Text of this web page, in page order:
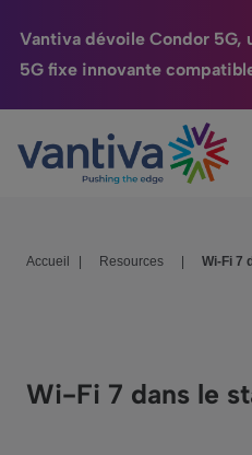
Vantiva dévoile Condor 5G,
5G fixe innovante
Passer au contenu principal
Maison Connectée
HomeSight
Entreprise
Relations Investisseurs
Accueil Resources Wi-Fi 7
Wi-Fi 7 dans le